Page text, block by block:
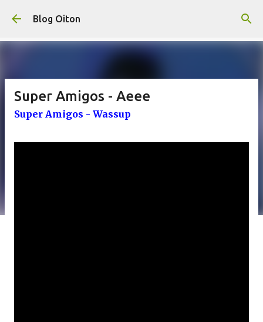
Pular para o conteúdo principal
Blog Oiton
Super Amigos - Aeee
Super Amigos - Wassup